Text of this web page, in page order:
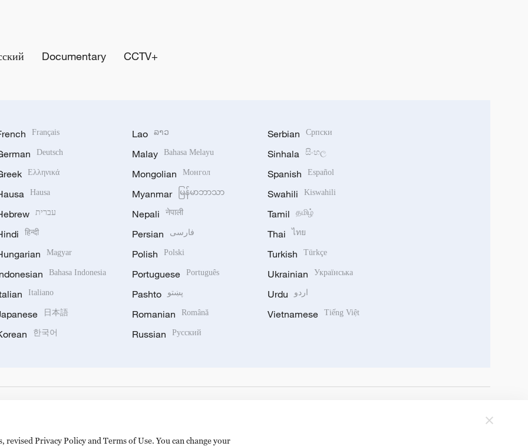
Documentary CCTV+
Français
Deutsch
Ελληνικά
Hausa
עברית
हिन्दी
Magyar
Bahasa Indonesia
Italiano
日本語
한국어
Lao ລາວ
Malay Bahasa Melayu
Mongolian Монгол
Myanmar မြန်မာဘာသာ
Nepali नेपाली
Persian فارسی
Polish Polski
Portuguese Português
Pashto پښتو
Romanian Română
Russian Русский
Serbian Српски
Sinhala සිංහල
Spanish Español
Swahili Kiswahili
Tamil தமிழ்
Thai ไทย
Turkish Türkçe
Ukrainian Українська
Urdu اردو
Vietnamese Tiếng Việt
Privacy Policy and Terms of Use. You can change your